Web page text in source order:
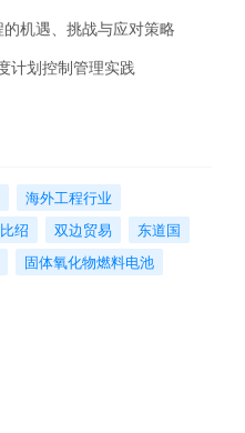
机遇、挑战与应对策略
计划控制管理实践
海外工程行业
绍 双边贸易
东道国
固体氧化物燃料电池